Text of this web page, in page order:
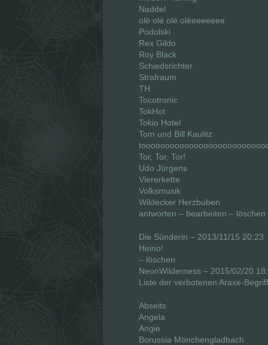
Naddel
olè olé olé oléeeeeeee
Podolski
Rex Gildo
Roy Black
Schiedsrichter
Strafraum
TH
Tocotronic
TokHot
Tokio Hotel
Tom und Bill Kaulitz
Tor, Tor, Tor!
Udo Jürgens
Viererkette
Volksmusik
Wildecker Herzbuben
antworten – bearbeiten – löschen
Die Sünderin – 2013/11/15 20:23
Heino!
– löschen
NeonWilderness – 2015/02/20
Liste der verbotenen Araxe-
Abseits
Angela
Angie
Borussia Mönchengladbach